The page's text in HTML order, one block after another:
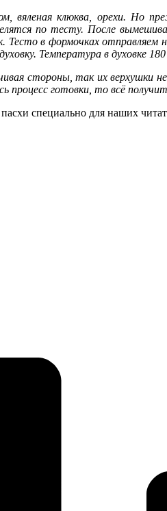
клюква, орехи. Но
по тесту. После
в формочках отправляем
Температура в духовке
стороны, так их верхушки
готовки, то всё
специально для наших